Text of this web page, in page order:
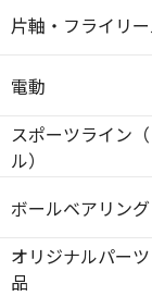
片軸・フライリ
電動
スポーツライン
ル）
ボールベアリング
オリジナルパー
品